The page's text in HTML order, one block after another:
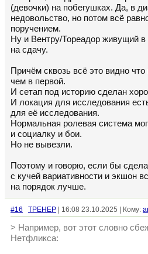
(девочки) на побегушках. Да, в
недовольство, но потом всё
поручением.
Ну и Вентру/Тореадор живущий
на сдачу.
Причём сквозь всё это видно
чем в первой.
И сетап под историю сделан
И локация для исследования
для её исследования.
Нормальная ролевая система
и социалку и бои.
Но не вывезли.
Поэтому и говорю, если бы
с кучей вариативности и экшон
на порядок лучше.
#16 TPEHEP | 16:08 23.10.2025 | Кому:
> Например, вот этот словно
Нетфликса: